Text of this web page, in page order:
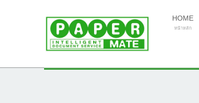
HOME
หน้าหลัก